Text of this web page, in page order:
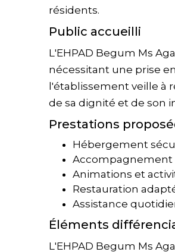
résidents.
Public accueilli
L'EHPAD Begum Ms
nécessitant une prise
l'établissement veille à
de sa dignité et de son
Prestations
Hébergement
Accompagnement
Animations et
Restauration
Assistance
Éléments
L'EHPAD Begum Ms